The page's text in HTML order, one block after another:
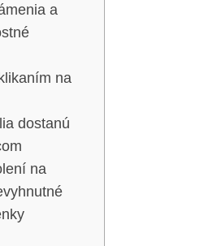
a
na
dostanú
na